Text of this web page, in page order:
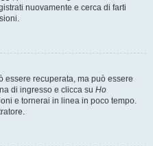
nuovamente e cerca di farti
essere recuperata, ma può essere
di ingresso e clicca su Ho
e tornerai in linea in poco tempo.